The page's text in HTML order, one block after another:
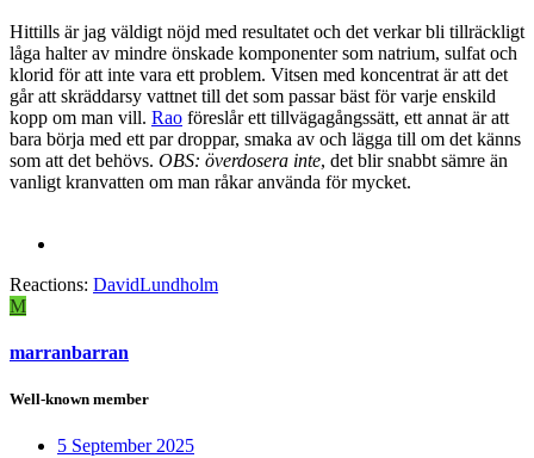
Hittills är jag väldigt nöjd med resultatet och det verkar bli tillräckligt
låga halter av mindre önskade komponenter som natrium, sulfat och
klorid för att inte vara ett problem. Vitsen med koncentrat är att det
går att skräddarsy vattnet till det som passar bäst för varje enskild
kopp om man vill. Rao föreslår ett tillvägagångssätt, ett annat är att
bara börja med ett par droppar, smaka av och lägga till om det känns
som att det behövs. OBS: överdosera inte, det blir snabbt sämre än
vanligt kranvatten om man råkar använda för mycket.
Reactions: DavidLundholm
M
marranbarran
Well-known member
5 September 2025